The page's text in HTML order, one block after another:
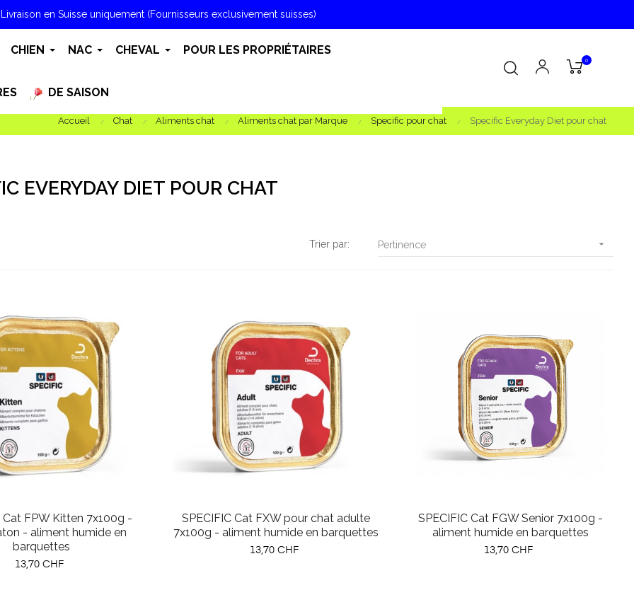
Livraison en Suisse uniquement (Fournisseurs exclusivement suisses)
CHIEN NAC CHEVAL POUR LES PROPRIÉTAIRES
DE SAISON
0
Accueil Chat Aliments chat Aliments chat par Marque Specific pour chat Specific Everyday Diet pour chat
EVERYDAY DIET POUR CHAT
Trier par: Pertinence 
Cat FPW Kitten 7x100g -
- aliment humide en
barquettes
Prix
13,70 CHF
SPECIFIC Cat FXW pour chat adulte
7x100g - aliment humide en barquettes
Prix
13,70 CHF
SPECIFIC Cat FGW Senior 7x100g -
aliment humide en barquettes
Prix
13,70 CHF